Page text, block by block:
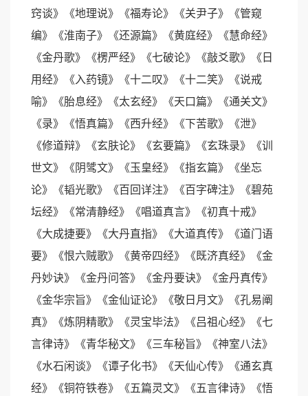
窍谈》《地理说》《福寿论》《关尹子》《管窥
编》《淮南子》《还源篇》《黄庭经》《慧命经》
《金丹歌》《楞严经》《七破论》《敲爻歌》《日
用经》《入药镜》《十二叹》《十二笑》《说戒
喻》《胎息经》《太玄经》《天口篇》《通关文》
《录》《悟真篇》《西升经》《下苦歌》《泄》
《修道辩》《玄肤论》《玄要篇》《玄珠录》《训
世文》《阴骘文》《玉皇经》《指玄篇》《坐忘
论》《韬光歌》《百回详注》《百字碑注》《碧苑
坛经》《常清静经》《唱道真言》《初真十戒》
《大成捷要》《大丹直指》《大道真传》《道门语
要》《恨六贼歌》《黄帝四经》《既济真经》《金
丹妙诀》《金丹问答》《金丹要诀》《金丹真传》
《金华宗旨》《金仙证论》《敬日月文》《孔易阐
真》《炼阴精歌》《灵宝毕法》《吕祖心经》《七
言律诗》《青华秘文》《三车秘旨》《神室八法》
《水石闲谈》《谭子化书》《天仙心传》《通玄真
经》《铜符铁卷》《五篇灵文》《五言律诗》《悟